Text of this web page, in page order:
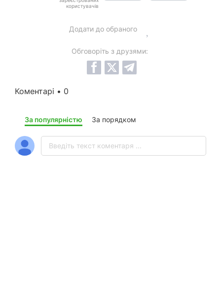
користувачів
Додати до обраного
Обговоріть з друзями:
Коментарі • 0
За популярністю За порядком